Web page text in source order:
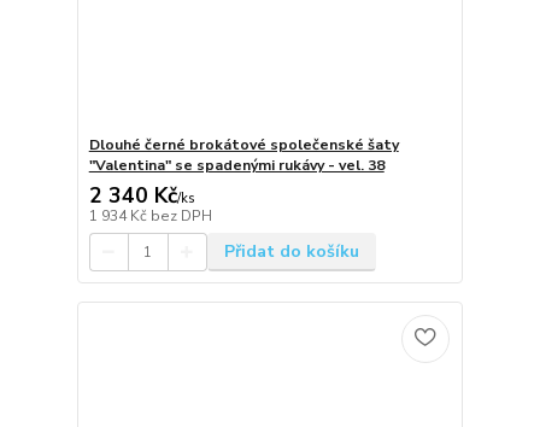
Dlouhé černé brokátové společenské šaty
"Valentina" se spadenými rukávy - vel. 38
2 340 Kč/ks
1 934 Kč bez DPH
Přidat do košíku